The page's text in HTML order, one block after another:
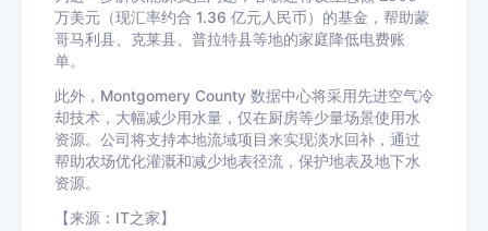
万美元（现汇率约合 1.36 亿元人民币）的基金，帮助蒙
哥马利县、克莱县、普拉特县等地的家庭降低电费账
单。
此外，Montgomery County 数据中心将采用先进空气冷
却技术，大幅减少用水量，仅在厨房等少量场景使用水
资源。公司将支持本地流域项目来实现淡水回补，通过
帮助农场优化灌溉和减少地表径流，保护地表及地下水
资源。
【来源：IT之家】